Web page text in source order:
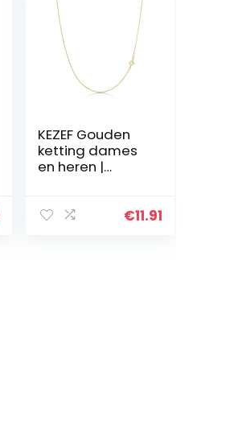
KEZEF Gouden
ketting dames
en heren |
585 vergulde€11.91